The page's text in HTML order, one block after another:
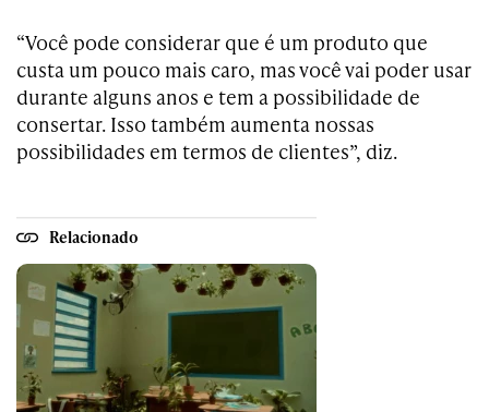
“Você pode considerar que é um produto que
custa um pouco mais caro, mas você vai poder usar
durante alguns anos e tem a possibilidade de
consertar. Isso também aumenta nossas
possibilidades em termos de clientes”, diz.
Relacionado